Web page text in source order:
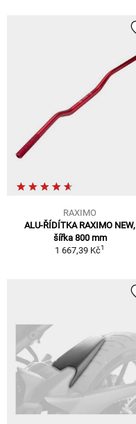
RAXIMO
ALU-ŘÍDÍTKA RAXIMO NEW,
šířka 800 mm
1 667,39 Kč1